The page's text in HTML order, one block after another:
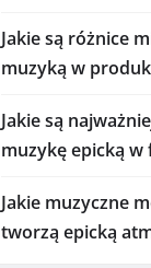
Jakie są różnice
muzyką w
Jakie są
muzykę epicką w
Jakie muzyczne
tworzą epicką